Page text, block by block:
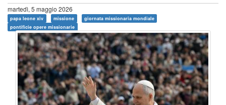
martedì, 5 maggio 2026
papa leone xiv missione
giornata missionaria mondiale
pontificie opere missionarie